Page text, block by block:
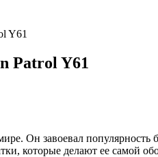
Y61
Patrol Y61
Он завоевал
которые делают ее самой